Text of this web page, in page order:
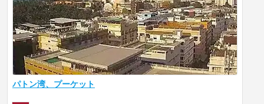
パトン湾、プーケット